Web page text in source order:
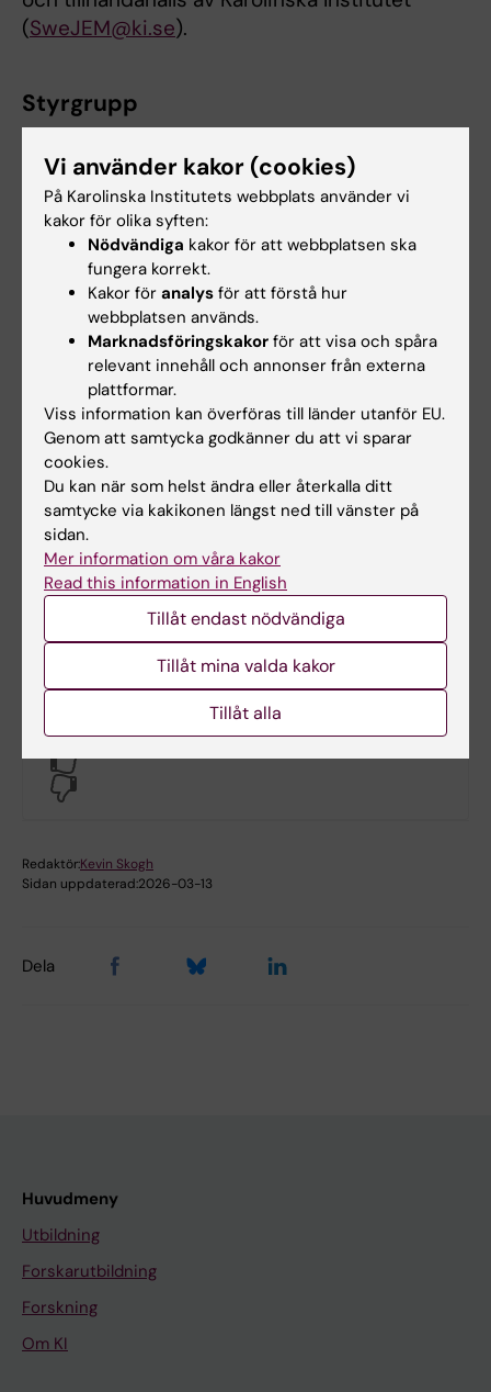
(SweJEM@ki.se).
Styrgrupp
Forskargruppsledare och Enhetschef vid
enheten för arbetsmedicin, IMM, KI.
Anette Linnersjö (Samordnare), Med.Lic., KI
och Statistiker CAMM
Theo Bodin, Docent, Forskargruppsledare
IMM, KI och Verksamhetschef CAMM
Daniel Falkstedt
Forskargruppsledare IMM, KI
Katarina Kjellberg , Docent, KI och Ergonom
CAMM
Mattias Sjöström, PhD, KI och Yrkeshygieniker
CAMM
Pernilla Wiebert, PhD, KI och Yrkeshygieniker
Hade du nytta av informationen på denna sida?
Yes
Redaktör:Kevin Skogh
Sidan uppdaterad:2026-03-13
Dela
Huvudmeny
Utbildning
Forskarutbildning
Forskning
Om KI
Vi använder kakor (cookies)
På Karolinska Institutets webbplats använder vi
kakor för olika syften:
Nödvändiga kakor för att webbplatsen ska
fungera korrekt.
Kakor för analys för att förstå hur
webbplatsen används.
Marknadsföringskakor för att visa och spåra
relevant innehåll och annonser från externa
plattformar.
Viss information kan överföras till länder utanför EU.
Genom att samtycka godkänner du att vi sparar
cookies.
Du kan när som helst ändra eller återkalla ditt
samtycke via kakikonen längst ned till vänster på
sidan.
Mer information om våra kakor
Read this information in English
Tillåt endast nödvändiga
Tillåt mina valda kakor
Tillåt alla